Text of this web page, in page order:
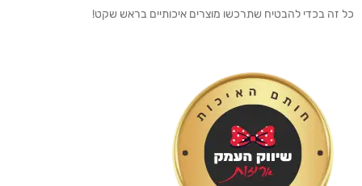
כל זה בכדי להבטיח שתרכשו מוצרים איכותיים בראש שקט!